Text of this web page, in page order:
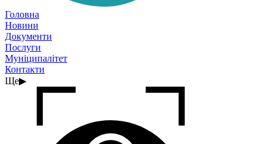
Головна
Новини
Документи
Послуги
Муніципалітет
Контакти
Ще▶